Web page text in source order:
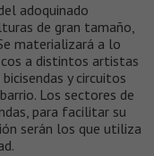
adoquinado
de gran tamaño,
materializará a lo
a distintos artistas
y circuitos
Los sectores de
para facilitar su
serán los que utiliza